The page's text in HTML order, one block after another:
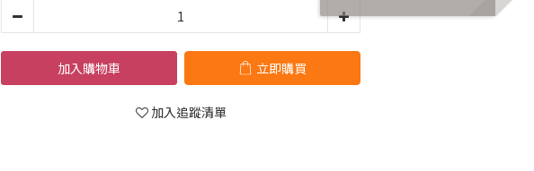
加入購物車 立即購買
加入追蹤清單